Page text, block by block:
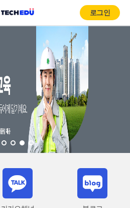
로그인